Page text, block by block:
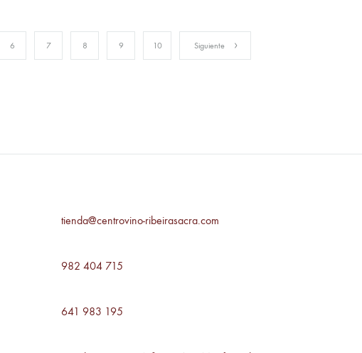
6 7 8 9 10 Siguiente
tienda@centrovino-ribeirasacra.com
982 404 715
641 983 195